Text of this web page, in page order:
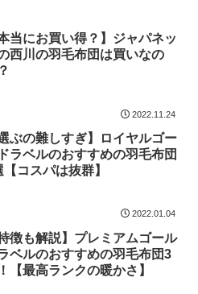
本当にお買い得？】ジャパネッ
西川の羽毛布団は買いなの
2022.11.24
選ぶの難しすぎ】ロイヤルゴー
ラベルのおすすめの羽毛布団
【コスパは抜群】
2022.01.04
特徴も解説】プレミアムゴール
ベルのおすすめの羽毛布団3
【最高ランクの暖かさ】